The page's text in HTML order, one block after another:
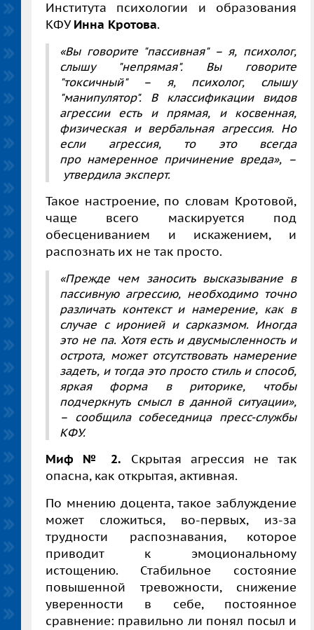
Института психологии и образования
КФУИнна Кротова.
«Вы говорите "пассивная" – я, психолог,
слышу "непрямая". Вы говорите
"токсичный" – я, психолог, слышу
"манипулятор". В классификации видов
агрессии есть и прямая, и косвенная,
физическая и вербальная агрессия. Но
если агрессия, то это всегда
про намеренное причинение вреда», –
утвердила эксперт.
Такое настроение, по словам Кротовой,
чаще всего маскируется под
обесцениванием и искажением, и
распознать их не так просто.
«Прежде чем заносить высказывание в
пассивную агрессию, необходимо точно
различать контекст и намерение, как в
случае с иронией и сарказмом. Иногда
это не па. Хотя есть и двусмысленность и
острота, может отсутствовать намерение
задеть, и тогда это просто стиль и способ,
яркая форма в риторике, чтобы
подчеркнуть смысл в данной ситуации»,
– сообщила собеседница пресс-службы
КФУ.
Миф № 2. Скрытая агрессия не так
опасна, как открытая, активная.
По мнению доцента, такое заблуждение
может сложиться, во-первых, из-за
трудности распознавания, которое
приводит к эмоциональному
истощению. Стабильное состояние
повышенной тревожности, снижение
уверенности в себе, постоянное
сравнение: правильно ли понял посыл и